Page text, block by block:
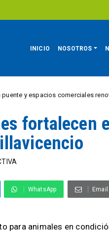
INICIO NOSOTROS
comerciales renovados para
fortalecen
WhatsApp Email
para animales en